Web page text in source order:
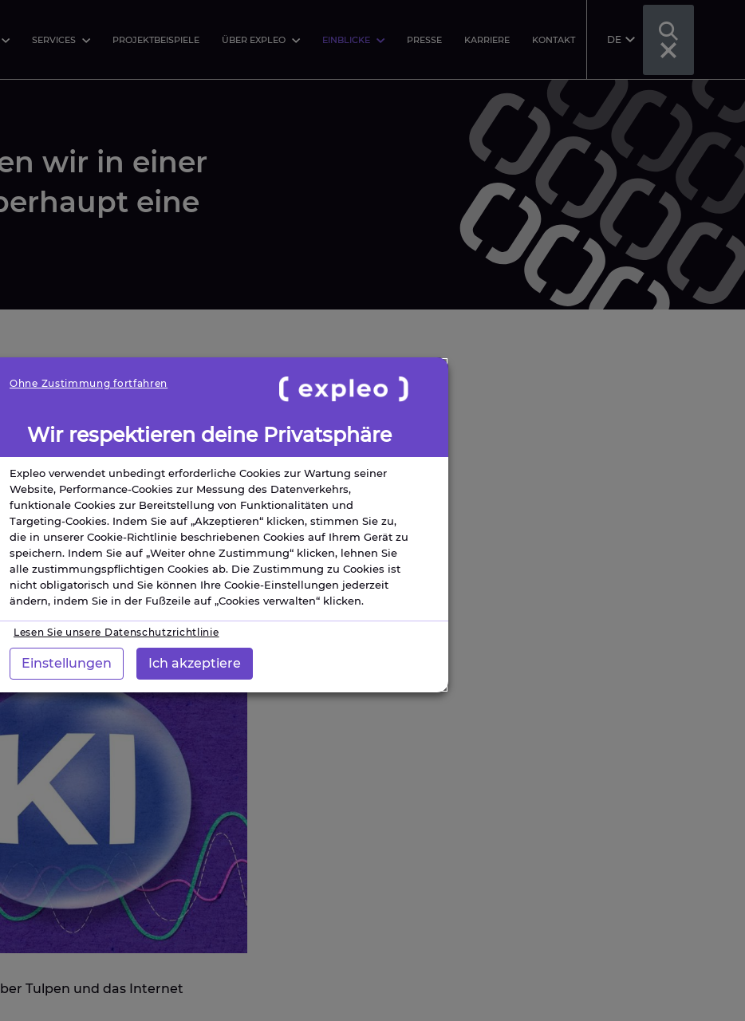
SERVICES PROJEKTBEISPIELE ÜBER EXPLEO EINBLICKE PRESSE KARRIERE KONTAKT DE
wir in einer
eine
Die Investitionen steigen
setzen stark auf ihr
werden auch immer mehr
perfekt wider. Unternehmen
unser Vertrauensindex erreicht 69
glauben 49% auch, dass
Tulpen und das Internet
Wir respektieren deine Privatsphäre
Expleo verwendet unbedingt erforderliche Cookies zur Wartung seiner
Website, Performance-Cookies zur Messung des Datenverkehrs,
funktionale Cookies zur Bereitstellung von Funktionalitäten und
Targeting-Cookies. Indem Sie auf „Akzeptieren“ klicken, stimmen Sie zu,
die in unserer Cookie-Richtlinie beschriebenen Cookies auf Ihrem Gerät zu
speichern. Indem Sie auf „Weiter ohne Zustimmung“ klicken, lehnen Sie
alle zustimmungspflichtigen Cookies ab. Die Zustimmung zu Cookies ist
nicht obligatorisch und Sie können Ihre Cookie-Einstellungen jederzeit
ändern, indem Sie in der Fußzeile auf „Cookies verwalten“ klicken.
Lesen Sie unsere Datenschutzrichtlinie
Einstellungen Ich akzeptiere
Ohne Zustimmung fortfahren